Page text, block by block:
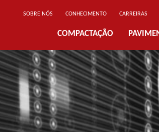
SOBRE NÓS CONHECIMENTO CARREIRAS
COMPACTAÇÃO